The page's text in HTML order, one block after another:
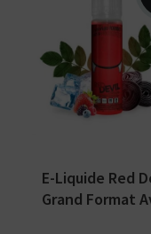
Arômes : fruits
réglisse,
fraicheur. E-
Avap. Disponible
ml pour...
E-Liquide Red
Grand Format